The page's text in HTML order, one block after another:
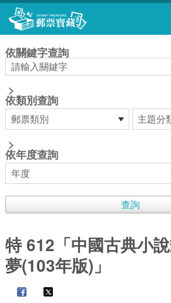
跳到主要內容區塊
依關鍵字查詢
>
依類別查詢
>
依年度查詢
特 612「中國古典小
夢(103年版)」